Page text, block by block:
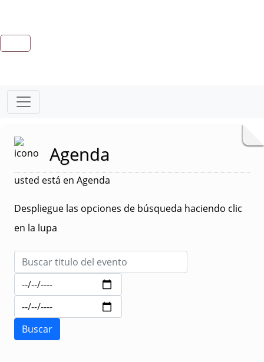
Agenda
usted está en Agenda
Despliegue las opciones de búsqueda haciendo clic
en la lupa